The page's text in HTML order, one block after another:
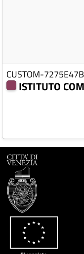
CUSTOM-
ISTITUTO